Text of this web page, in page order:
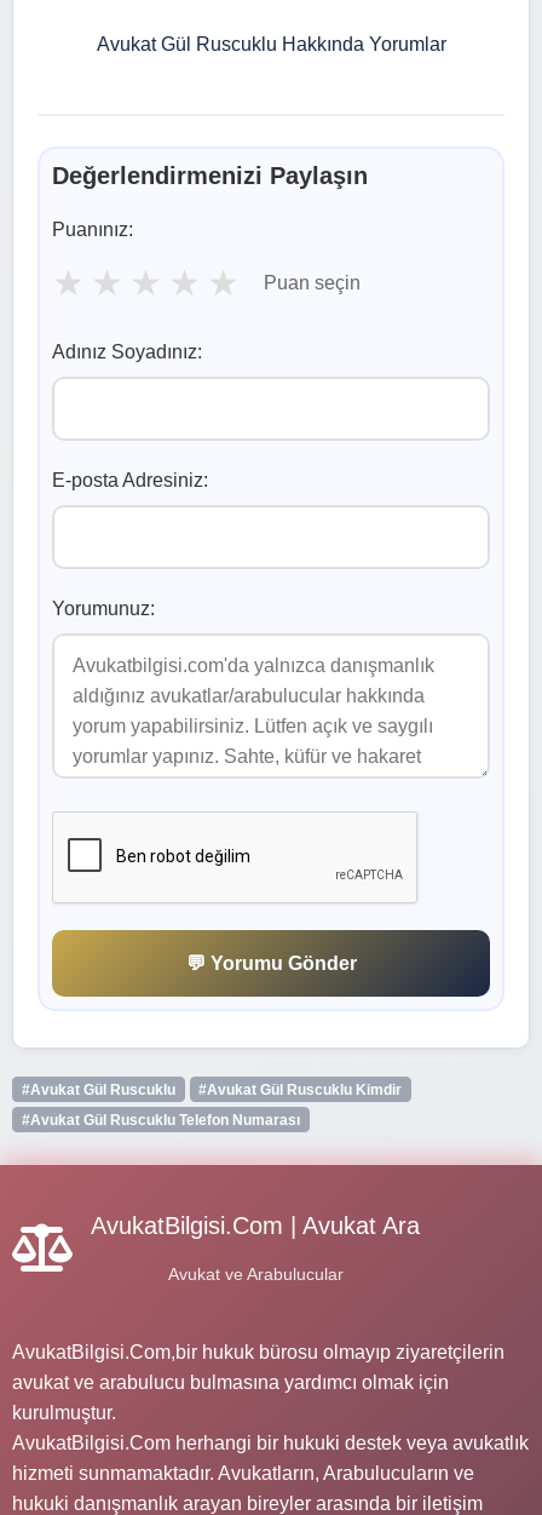
Avukat Gül Ruscuklu Hakkında Yorumlar
Değerlendirmenizi Paylaşın
Puanınız:
★ ★ ★ ★ ★ Puan seçin
Adınız Soyadınız:
E-posta Adresiniz:
Yorumunuz:
💬 Yorumu Gönder
#Avukat Gül Ruscuklu
#Avukat Gül Ruscuklu Kimdir
#Avukat Gül Ruscuklu Telefon Numarası
AvukatBilgisi.Com | Avukat Ara
Avukat ve Arabulucular
AvukatBilgisi.Com,bir hukuk bürosu olmayıp ziyaretçilerin
avukat ve arabulucu bulmasına yardımcı olmak için
kurulmuştur.
AvukatBilgisi.Com herhangi bir hukuki destek veya avukatlık
hizmeti sunmamaktadır. Avukatların, Arabulucuların ve
hukuki danışmanlık arayan bireyler arasında bir iletişim